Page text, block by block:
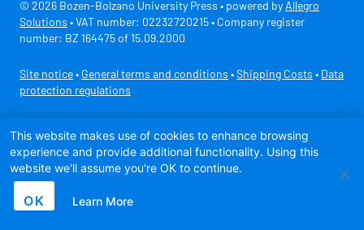
© 2026 Bozen-Bolzano University Press • powered by Allegro
Solutions • VAT number: 02232720215 • Company register
number: BZ 164475 of 15.09.2000
Site notice • General terms and conditions • Shipping Costs • Data
protection regulations
This website makes use of cookies to enhance browsing
experience and provide additional functionality. Using this
website we'll assume you're OK to continue.
OK Learn More